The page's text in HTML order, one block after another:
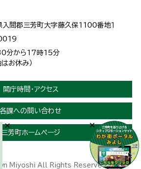
入間郡三芳町大字藤久保1100番地１
分から17時15分
お休み）
開庁時間・アクセス
各課への問い合わせ
三芳町ホームページ
Miyoshi All Rights Reserved.